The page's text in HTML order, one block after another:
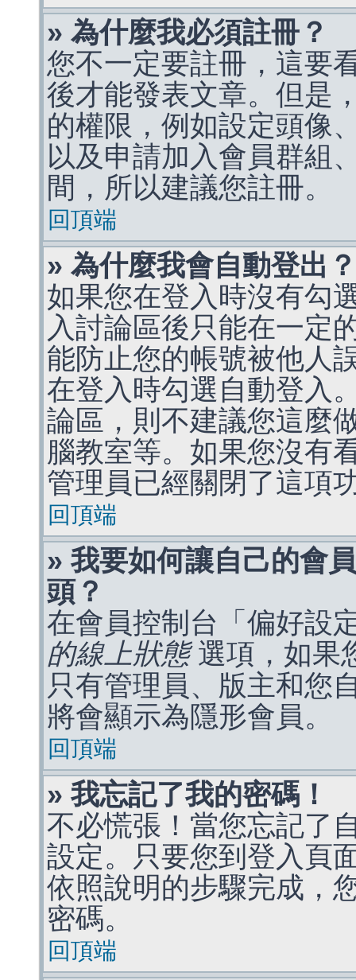
» 為什麼我必須註冊？
您不一定要註冊，這要
後才能發表文章。但是
的權限，例如設定頭像
以及申請加入會員群組
間，所以建議您註冊。
回頂端
» 為什麼我會自動登出？
如果您在登入時沒有勾
入討論區後只能在一定
能防止您的帳號被他人
在登入時勾選自動登入
論區，則不建議您這麼
腦教室等。如果您沒有
管理員已經關閉了這項
回頂端
» 我要如何讓自己的會
頭？
在會員控制台「偏好設
的線上狀態選項，如果
只有管理員、版主和您
將會顯示為隱形會員。
回頂端
» 我忘記了我的密碼！
不必慌張！當您忘記了
設定。只要您到登入頁
依照說明的步驟完成，
密碼。
回頂端